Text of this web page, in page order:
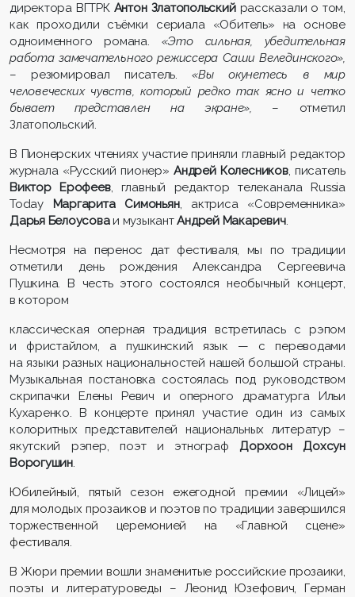
директора ВГТРК Антон Златопольский рассказали о том,
как проходили съёмки сериала «Обитель» на основе
одноименного романа. «Это сильная, убедительная
работа замечательного режиссера Саши Велединского»,
– резюмировал писатель.«Вы окунетесь в мир
человеческих чувств, который редко так ясно и четко
бывает представлен на экране», – отметил
Златопольский.
В Пионерских чтениях участие приняли главный редактор
журнала «Русский пионер» Андрей Колесников, писатель
Виктор Ерофеев, главный редактор телеканала Russia
Today Маргарита Симоньян, актриса «Современника»
Дарья Белоусоваи музыкантАндрей Макаревич.
Несмотря на перенос дат фестиваля, мы по традиции
отметили день рождения Александра Сергеевича
Пушкина. В честь этого состоялся необычный концерт,
в котором
классическая оперная традиция встретилась с рэпом
и фристайлом, а пушкинский язык — с переводами
на языки разных национальностей нашей большой страны.
Музыкальная постановка состоялась под руководством
скрипачки Елены Ревич и оперного драматурга Ильи
Кухаренко. В концерте принял участие один из самых
колоритных представителей национальных литератур –
якутский рэпер, поэт и этнографДорхоон Дохсун
Ворогушин.
Юбилейный, пятый сезон ежегоднойпремии «Лицей»
для молодых прозаиков и поэтов по традиции завершился
торжественной церемонией на «Главной сцене»
фестиваля.
В Жюри премии вошли знаменитые российские прозаики,
поэты и литературоведы – Леонид Юзефович, Герман